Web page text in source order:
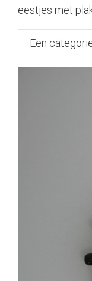
eestjes met
Een
categorie
selecteren